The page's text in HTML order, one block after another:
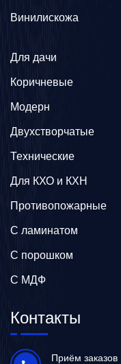
Винилискожа
Для дачи
Коричневые
Модерн
Двухстворчатые
Технические
Для КХО и КХН
Противопожарные
С ламинатом
С порошком
С МДФ
Контакты
Приём заказов